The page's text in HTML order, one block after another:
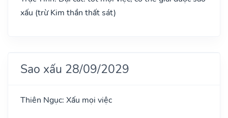
xấu (trừ Kim thần thất sát)
Sao xấu 28/09/2029
Thiên Ngục: Xấu mọi việc